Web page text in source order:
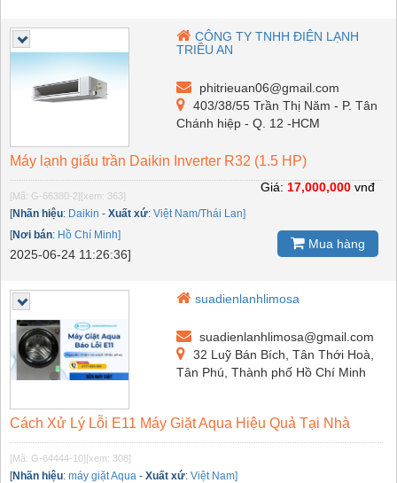
CÔNG TY TNHH ĐIỆN LẠNH
TRIỀU AN
phitrieuan06@gmail.com
403/38/55 Trần Thị Năm - P. Tân
Chánh hiệp - Q. 12 -HCM
Máy lạnh giấu trần Daikin Inverter R32 (1.5 HP)
[Mã: G-66380-2][xem: 363]
[Nhãn hiệu: Daikin - Xuất xứ: Việt Nam/Thái Lan]
[Nơi bán: Hồ Chí Minh]
2025-06-24 11:26:36]
Giá: 17,000,000 vnđ
Mua hàng
suadienlanhlimosa
suadienlanhlimosa@gmail.com
32 Luỹ Bán Bích, Tân Thới Hoà,
Tân Phú, Thành phố Hồ Chí Minh
Cách Xử Lý Lỗi E11 Máy Giặt Aqua Hiệu Quả Tại Nhà
[Mã: G-64444-10][xem: 308]
[Nhãn hiệu: máy giặt Aqua - Xuất xứ: Việt Nam]